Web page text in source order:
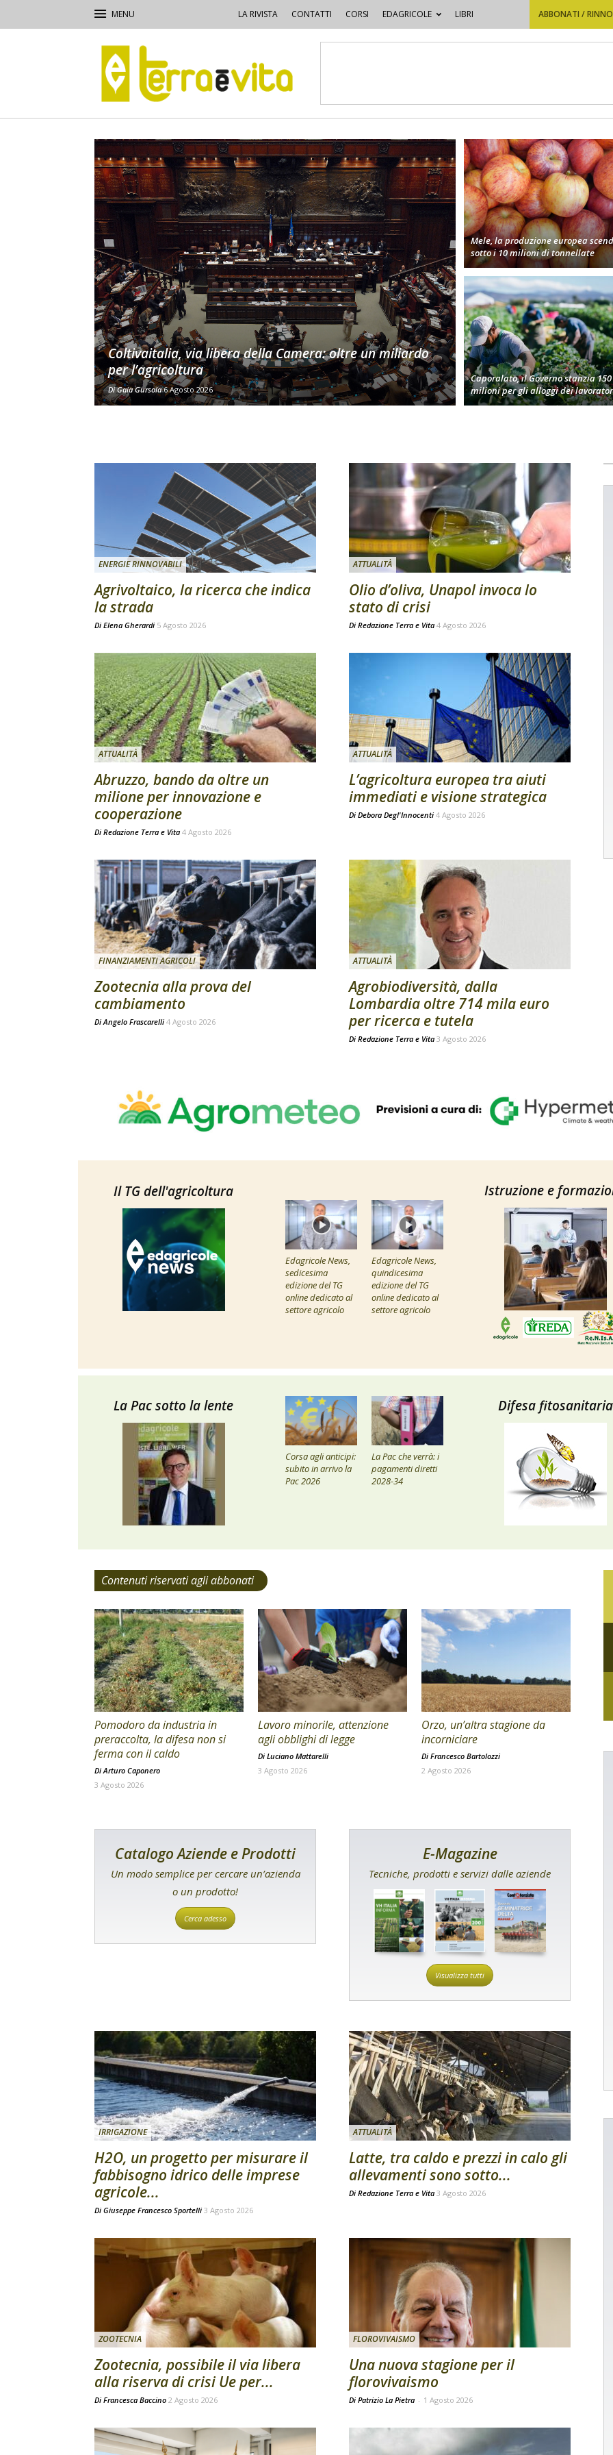
LA RIVISTA CONTATTI CORSI EDAGRICOLE LIBRI ABBONATI /
e
Vita
Coltivaitalia, via libera della Camera: oltre un miliardo
per l’agricoltura
DiGaia Gursola 6 Agosto 2026
Mele, la produzione europea
sotto i 10 milioni di tonnellate
Caporalato, il Governo stanzia 150
milioni per gli alloggi dei
ENERGIE RINNOVABILI
Agrivoltaico, la ricerca che indica
la strada
Di Elena Gherardi 5 Agosto 2026
ATTUALITÀ
Olio d’oliva, Unapol invoca lo
stato di crisi
Di Redazione Terra e Vita 4 Agosto 2026
ATTUALITÀ
Abruzzo, bando da oltre un
milione per innovazione e
cooperazione
Di Redazione Terra e Vita 4 Agosto 2026
ATTUALITÀ
L’agricoltura europea tra aiuti
immediati e visione strategica
Di Debora Degl'Innocenti 4 Agosto 2026
FINANZIAMENTI AGRICOLI
Zootecnia alla prova del
cambiamento
Di Angelo Frascarelli 4 Agosto 2026
ATTUALITÀ
Agrobiodiversità, dalla
Lombardia oltre 714 mila euro
per ricerca e tutela
Di Redazione Terra e Vita 3 Agosto 2026
Il TG dell'agricoltura
Edagricole News,
sedicesima
edizione del TG
online dedicato al
settore agricolo
Edagricole News,
quindicesima
edizione del TG
online dedicato al
settore agricolo
Istruzione e
La Pac sotto la lente
Corsa agli anticipi:
subito in arrivo la
Pac 2026
La Pac che verrà: i
pagamenti diretti
2028-34
Difesa fitosanitaria
Contenuti riservati agli abbonati
Pomodoro da industria in
preraccolta, la difesa non si
ferma con il caldo
Di Arturo Caponero
3 Agosto 2026
Lavoro minorile, attenzione
agli obblighi di legge
Di Luciano Mattarelli
3 Agosto 2026
Orzo, un’altra stagione da
incorniciare
Di Francesco Bartolozzi
2 Agosto 2026
Catalogo Aziende e Prodotti
Un modo semplice per cercare un’azienda
o un prodotto!
Cerca adesso
E-Magazine
Tecniche, prodotti e servizi dalle aziende
Visualizza tutti
IRRIGAZIONE
H2O, un progetto per misurare il
fabbisogno idrico delle imprese
agricole...
Di Giuseppe Francesco Sportelli 3 Agosto 2026
ATTUALITÀ
Latte, tra caldo e prezzi in calo gli
allevamenti sono sotto...
Di Redazione Terra e Vita 3 Agosto 2026
ZOOTECNIA
Zootecnia, possibile il via libera
alla riserva di crisi Ue per...
Di Francesca Baccino 2 Agosto 2026
FLOROVIVAISMO
Una nuova stagione per il
florovivaismo
Di Patrizio La Pietra - 1 Agosto 2026